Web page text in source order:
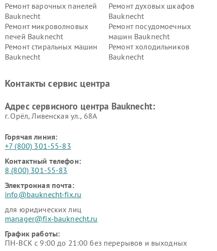
Ремонт варочных панелей
Bauknecht
Ремонт духовых шкафов
Bauknecht
Ремонт микроволновых
печей Bauknecht
Ремонт посудомоечных
машин Bauknecht
Ремонт стиральных машин
Bauknecht
Ремонт холодильников
Bauknecht
Контакты сервис центра
Адрес сервисного центра Bauknecht:
г. Орёл, Ливенская ул., 68А
Горячая линия:
+7 (800) 301-55-83
Контактный телефон:
8 (800) 301-55-83
Электронная почта:
info@bauknecht-fix.ru
для юридических лиц
manager@fix-bauknecht.ru
График работы:
ПН-ВСК с 9:00 до 21:00 без перерывов и выходных